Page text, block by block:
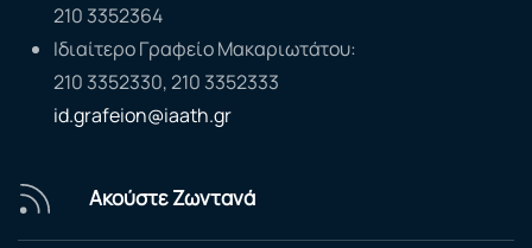
210 3352364
Ιδιαίτερο Γραφείο Μακαριωτάτου:
210 3352330, 210 3352333
id.grafeion@iaath.gr
Ακούστε Ζωντανά